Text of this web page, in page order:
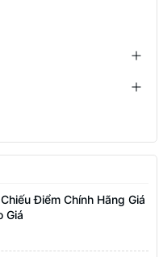
Điểm Chính Hãng Giá
Giá